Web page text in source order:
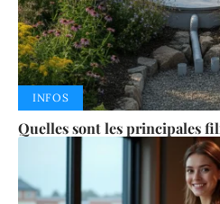
INFOS
Quelles sont les principales